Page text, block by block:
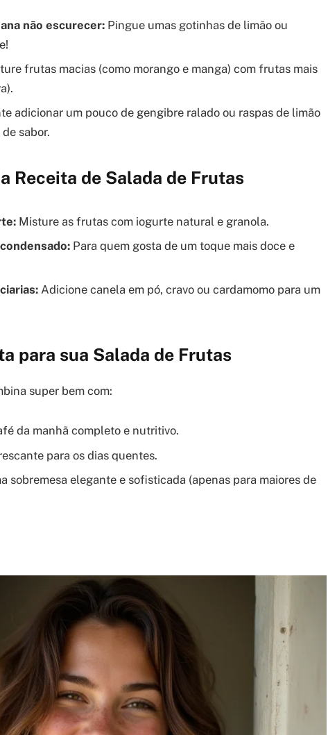
não escurecer: Pingue umas gotinhas de limão ou
frutas macias (como morango e manga) com frutas mais
adicionar um pouco de gengibre ralado ou raspas de limão
sabor.
Receita de Salada de Frutas
Misture as frutas com iogurte natural e granola.
Para quem gosta de um toque mais doce e
Adicione canela em pó, cravo ou cardamomo para um
para sua Salada de Frutas
super bem com:
da manhã completo e nutritivo.
para os dias quentes.
sobremesa elegante e sofisticada (apenas para maiores de